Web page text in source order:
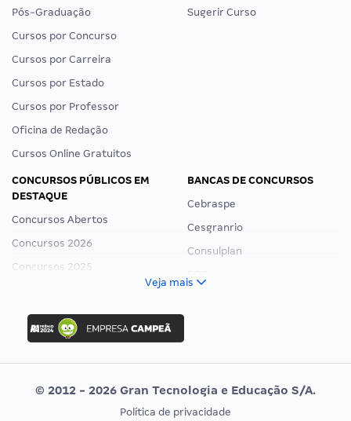
Pós-Graduação
Cursos por Concurso
Cursos por Carreira
Cursos por Estado
Cursos por Professor
Oficina de Redação
Cursos Online Gratuitos
Sugerir Curso
CONCURSOS PÚBLICOS EM
DESTAQUE
Concursos Abertos
Concursos 2026
Concursos 2025
Concurso Ibama
Concurso MPU
Editais publicados
BANCAS DE CONCURSOS
Cebraspe
Cesgranrio
Consulplan
Vunesp
Veja mais
© 2012 - 2026 Gran Tecnologia e Educação S/A.
Política de privacidade